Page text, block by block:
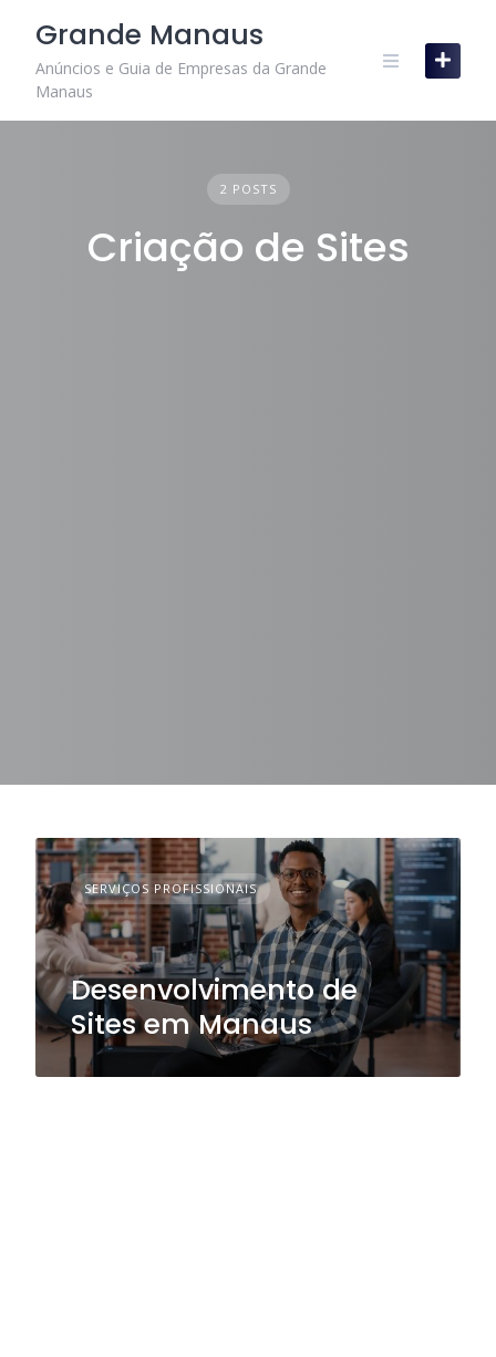
content
Grande Manaus
Anúncios e Guia de Empresas da Grande
Manaus
2 POSTS
Criação de Sites
SERVIÇOS PROFISSIONAIS
Desenvolvimento de
Sites em Manaus